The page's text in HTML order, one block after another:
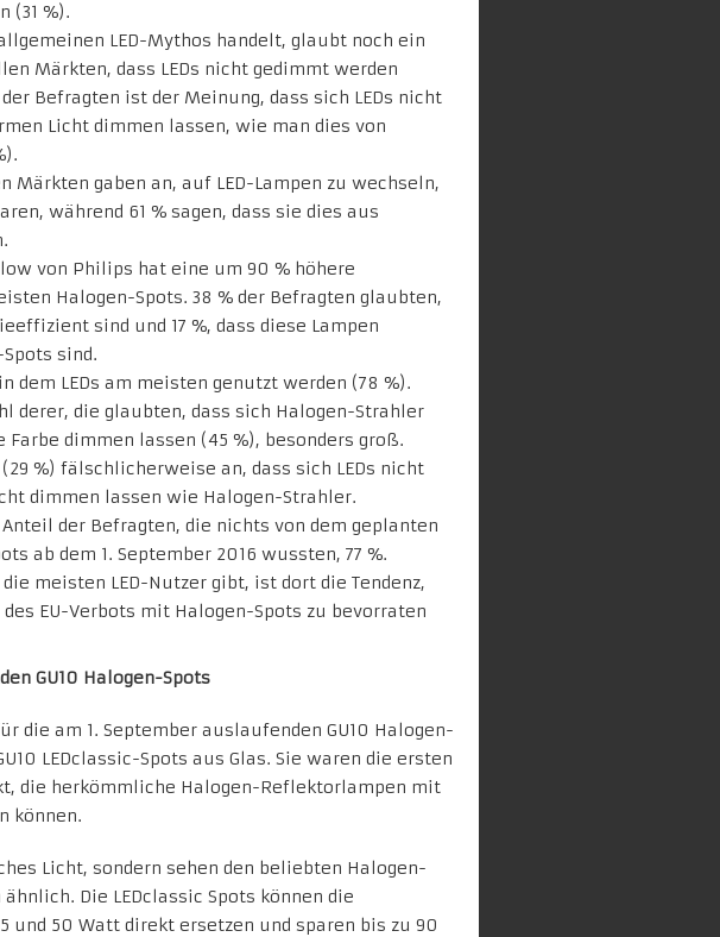
(31 %).
LED-Mythos handelt, glaubt noch ein
Märkten, dass LEDs nicht gedimmt werden
Befragten ist der Meinung, dass sich LEDs nicht
Licht dimmen lassen, wie man dies von
Märkten gaben an, auf LED-Lampen zu wechseln,
während 61 % sagen, dass sie dies aus
von Philips hat eine um 90 % höhere
Halogen-Spots. 38 % der Befragten glaubten,
sind und 17 %, dass diese Lampen
sind.
dem LEDs am meisten genutzt werden (78 %).
derer, die glaubten, dass sich Halogen-Strahler
dimmen lassen (45 %), besonders groß.
%) fälschlicherweise an, dass sich LEDs nicht
dimmen lassen wie Halogen-Strahler.
der Befragten, die nichts von dem geplanten
ab dem 1. September 2016 wussten, 77 %.
meisten LED-Nutzer gibt, ist dort die Tendenz,
EU-Verbots mit Halogen-Spots zu bevorraten
GU10 Halogen-Spots
die am 1. September auslaufenden GU10 Halogen-
LEDclassic-Spots aus Glas. Sie waren die ersten
die herkömmliche Halogen-Reflektorlampen mit
können.
Licht, sondern sehen den beliebten Halogen-
Die LEDclassic Spots können die
und 50 Watt direkt ersetzen und sparen bis zu 90